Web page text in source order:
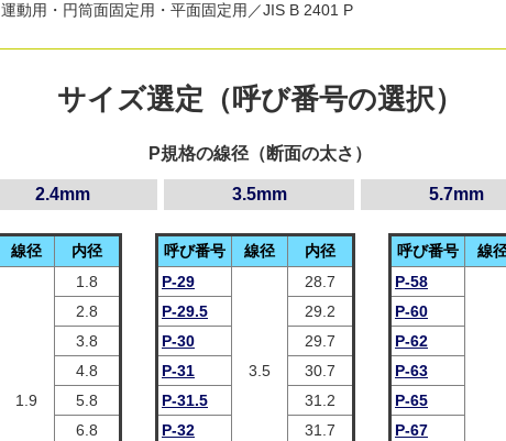
運動用・円筒面固定用・平面固定用／JIS B 2401 P
サイズ選定（呼び番号の選択）
P規格の線径（断面の太さ）
2.4mm 3.5mm 5.7mm
線径
内径
1.9
1.8
2.8
3.8
4.8
5.8
6.8
呼び番号 線径
内径
P-29
3.5
28.7
P-29.5
29.2
P-30
29.7
P-31
30.7
P-31.5
31.2
P-32
31.7
呼び番号
線
P-58
P-60
P-62
P-63
P-65
P-67